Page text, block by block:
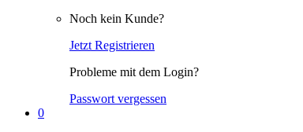
Noch kein Kunde?
Jetzt Registrieren
Probleme mit dem Login?
Passwort vergessen
0